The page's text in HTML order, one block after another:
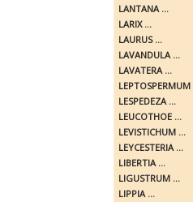
LANTANA ...
LARIX ...
LAURUS ...
LAVANDULA ...
LAVATERA ...
LEPTOSPERMUM
LESPEDEZA ...
LEUCOTHOE ...
LEVISTICHUM ...
LEYCESTERIA ...
LIBERTIA ...
LIGUSTRUM ...
LIPPIA ...